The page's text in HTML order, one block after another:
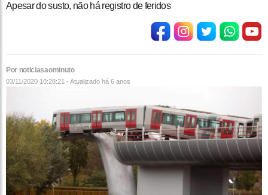
Apesar do susto, não há registro de feridos
Por noticiasaominuto
03/11/2020 10:28:21 - Atualizado há 6 anos